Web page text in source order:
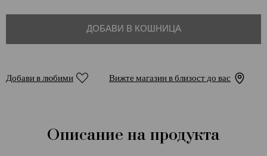
ДОБАВИ В КОШНИЦА
Добави в любими Вижте магазин в близост до вас
Описание на продукта